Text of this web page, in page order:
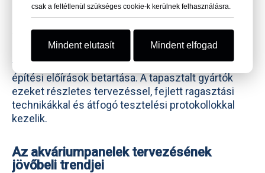
Gyakori kihívások és megoldások
kihívásokkal járnak, mint a hőtágulás kezelése, a
tökéletes optikai kötések biztosítása és a helyi
építési előírások betartása. A tapasztalt gyártók
ezeket részletes tervezéssel, fejlett ragasztási
technikákkal és átfogó tesztelési protokollokkal
kezelik.
Az akváriumpanelek tervezésének
jövőbeli trendjei
csak a feltétlenül szükséges cookie-k kerülnek felhasználásra.
Mindent elutasít Mindent elfogad